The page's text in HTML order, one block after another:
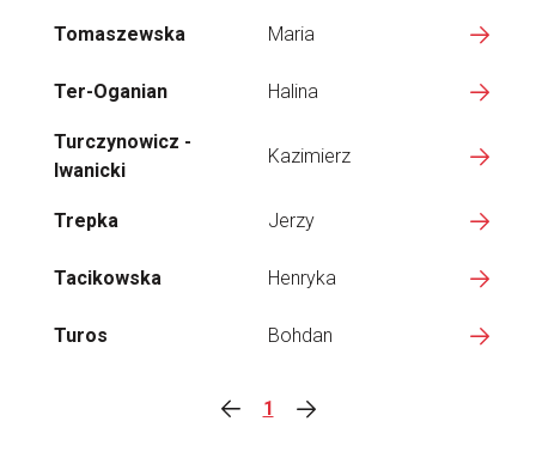
Tomaszewska Maria
Ter-Oganian Halina
Turczynowicz -
Iwanicki
Kazimierz
Trepka Jerzy
Tacikowska Henryka
Turos Bohdan
1